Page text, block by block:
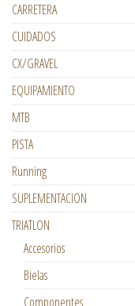
CARRETERA
CUIDADOS
CX/GRAVEL
EQUIPAMIENTO
MTB
PISTA
Running
SUPLEMENTACION
TRIATLON
Accesorios
Bielas
Componentes